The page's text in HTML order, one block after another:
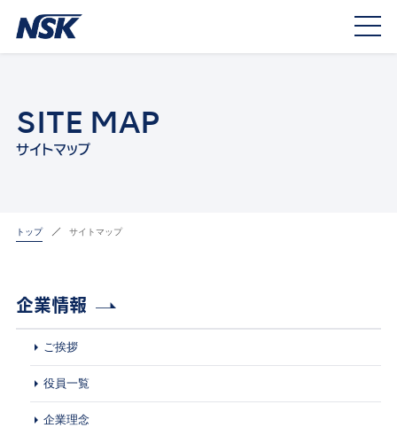
SITE MAP
サイトマップ
トップ サイトマップ
企業情報
ご挨拶
役員一覧
企業理念